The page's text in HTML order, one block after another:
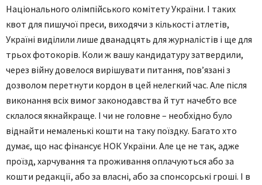
Національного олімпійського комітету України. І таких
квот для пишучої преси, виходячи з кількості атлетів,
Україні виділили лише дванадцять для журналістів і ще для
трьох фотокорів. Коли ж вашу кандидатуру затвердили,
через війну довелося вирішувати питання, пов’язані з
дозволом перетнути кордон в цей нелегкий час. Але після
виконання всіх вимог законодавства й тут начебто все
склалося якнайкраще. І чи не головне – необхідно було
віднайти немаленькі кошти на таку поїздку. Багато хто
думає, що нас фінансує НОК України. Але це не так, адже
проїзд, харчування та проживання оплачуються або за
кошти редакції, або за власні, або за спонсорські гроші. І в